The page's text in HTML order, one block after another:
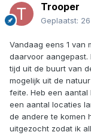
Trooper
Geplaatst:
Vandaag eens 1 van
daarvoor
tijd uit de buurt van
mogelijk uit de
feite. Heb een
een aantal locaties
de andere te komen
uitgezocht zodat ik